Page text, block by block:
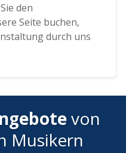
den
Seite buchen,
durch uns
von
Musikern